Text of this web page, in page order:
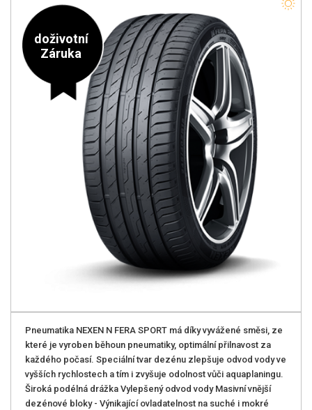
doživotní
Záruka
Pneumatika NEXEN N FERA SPORT má díky vyvážené směsi, ze
které je vyroben běhoun pneumatiky, optimální přilnavost za
každého počasí. Speciální tvar dezénu zlepšuje odvod vody ve
vyšších rychlostech a tím i zvyšuje odolnost vůči aquaplaningu.
Široká podélná drážka Vylepšený odvod vody Masivní vnější
dezénové bloky - Výnikající ovladatelnost na suché i mokré